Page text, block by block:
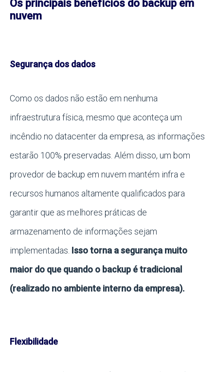
Os principais benefícios do backup em
nuvem
Segurança dos dados
Como os dados não estão em nenhuma
infraestrutura física, mesmo que aconteça um
incêndio no datacenter da empresa, as informações
estarão 100% preservadas. Além disso, um bom
provedor de backup em nuvem mantém infra e
recursos humanos altamente qualificados para
garantir que as melhores práticas de
armazenamento de informações sejam
implementadas. Isso torna a segurança muito
maior do que quando o backup é tradicional
(realizado no ambiente interno da empresa).
Flexibilidade